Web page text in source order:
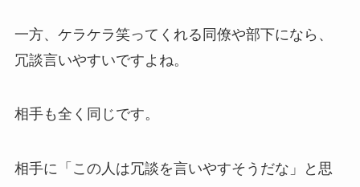
一方、ケラケラ笑ってくれる同僚や部下になら、
冗談言いやすいですよね。
相手も全く同じです。
相手に「この人は冗談を言いやすそうだな」と思